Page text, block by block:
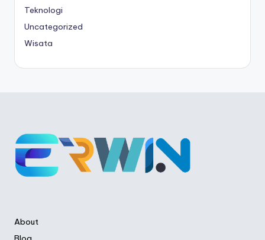
Teknologi
Uncategorized
Wisata
About